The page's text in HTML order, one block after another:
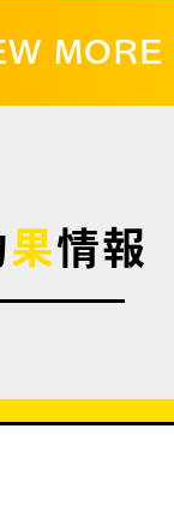
MORE
果情報